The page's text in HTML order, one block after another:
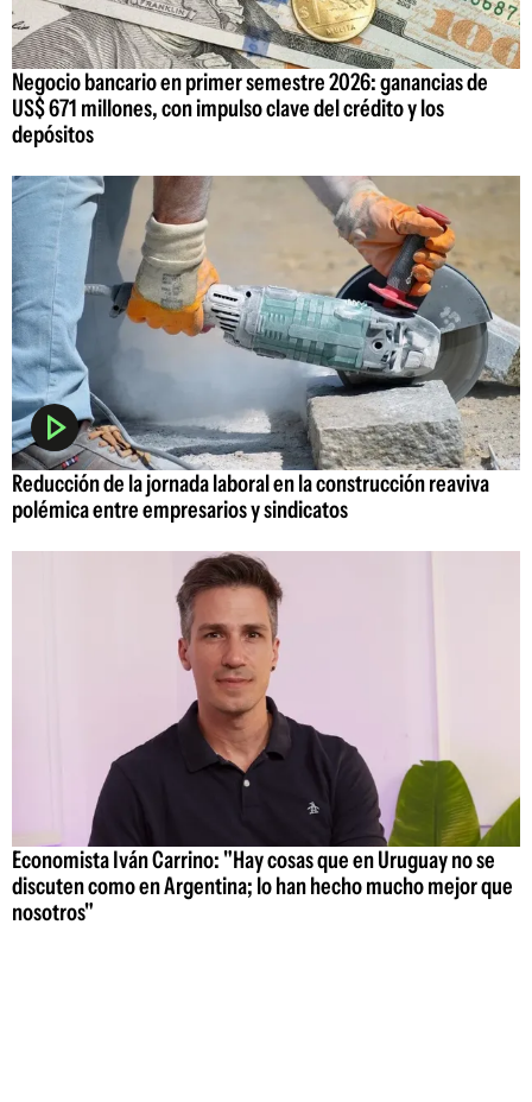
Negocio bancario en primer semestre 2026: ganancias de
US$ 671 millones, con impulso clave del crédito y los
depósitos
Reducción de la jornada laboral en la construcción reaviva
polémica entre empresarios y sindicatos
Economista Iván Carrino: "Hay cosas que en Uruguay no se
discuten como en Argentina; lo han hecho mucho mejor que
nosotros"